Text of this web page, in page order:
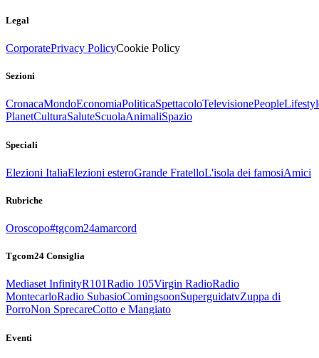
Legal
CorporatePrivacy PolicyCookie Policy
Sezioni
CronacaMondoEconomiaPoliticaSpettacoloTelevisionePeople
PlanetCulturaSaluteScuolaAnimaliSpazio
Speciali
Elezioni ItaliaElezioni esteroGrande FratelloL'isola dei famosiAmici
Rubriche
Oroscopo#tgcom24amarcord
Tgcom24 Consiglia
Mediaset InfinityR101Radio 105Virgin RadioRadio
MontecarloRadio SubasioComingsoonSuperguidatvZuppa di
PorroNon SprecareCotto e Mangiato
Eventi